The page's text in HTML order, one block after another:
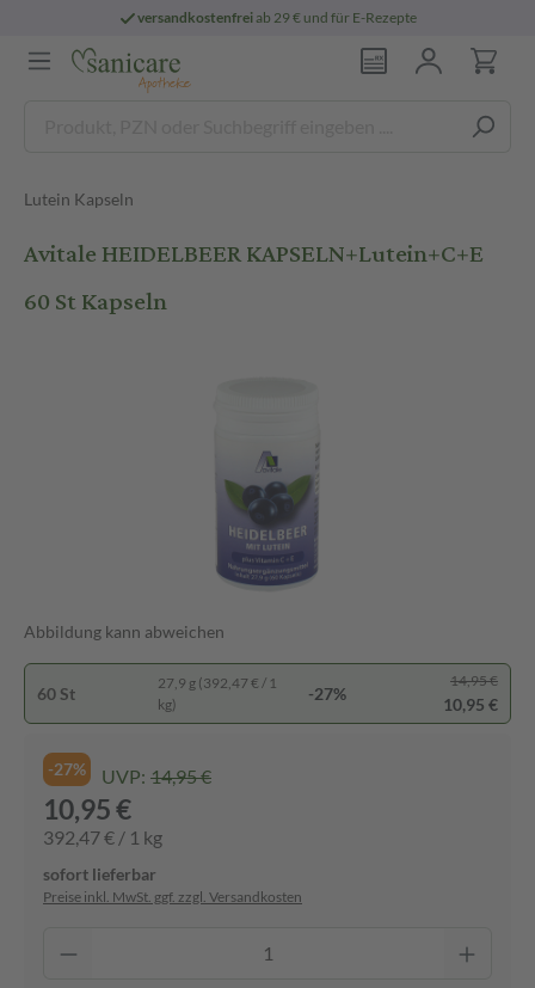
versandkostenfreiab 29 € und für E-Rezepte
Lutein Kapseln
Avitale HEIDELBEER KAPSELN+Lutein+C+E
60 St Kapseln
Abbildung kann abweichen
60 St
27,9 g (392,47 € / 1
kg)
-27%
14,95 €
10,95 €
-27% UVP: 14,95 €
10,95 €
392,47 € / 1 kg
sofort lieferbar
Preise inkl. MwSt. ggf. zzgl. Versandkosten